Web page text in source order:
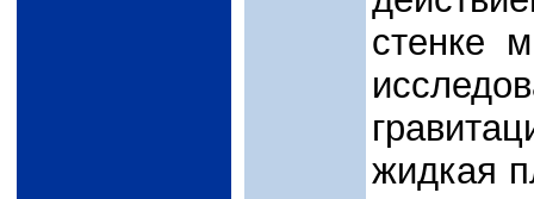
стенке
жидкая